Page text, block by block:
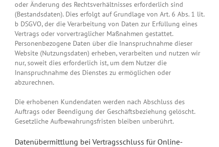
oder Änderung des Rechtsverhältnisses erforderlich sind
(Bestandsdaten). Dies erfolgt auf Grundlage von Art. 6 Abs. 1 lit.
b DSGVO, der die Verarbeitung von Daten zur Erfüllung eines
Vertrags oder vorvertraglicher Maßnahmen gestattet.
Personenbezogene Daten über die Inanspruchnahme dieser
Website (Nutzungsdaten) erheben, verarbeiten und nutzen wir
nur, soweit dies erforderlich ist, um dem Nutzer die
Inanspruchnahme des Dienstes zu ermöglichen oder
abzurechnen.
Die erhobenen Kundendaten werden nach Abschluss des
Auftrags oder Beendigung der Geschäftsbeziehung gelöscht.
Gesetzliche Aufbewahrungsfristen bleiben unberührt.
Daten­übermittlung bei Vertragsschluss für Online-